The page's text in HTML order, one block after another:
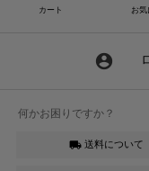
カート お気
account_circle
何かお困りですか？
local_shipping 送料について